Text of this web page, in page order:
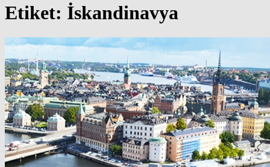
Etiket: İskandinavya